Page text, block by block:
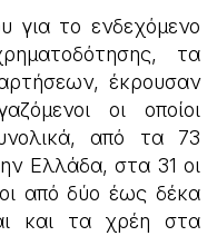
για το ενδεχόμενο
τα
έκρουσαν
οι οποίοι
από τα 73
Ελλάδα, στα 31 οι
από δύο έως δέκα
και τα χρέη στα